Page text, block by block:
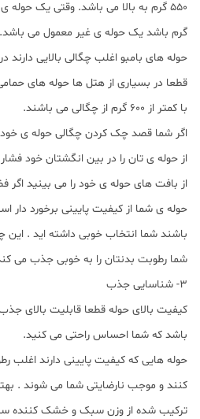
گرم باشد یک حوله ی غیر معمول می باشد.
قطعا در بسیاری از هتل ها حوله های
با کمتر از 600 گرم از چگالی می باشند.
اگر شما قصد چک کردن چگالی حوله ی خود
از حوله ی تان را در بین انگشتان خود
از بافت های حوله ی خود را می بینید
حوله ی شما از کیفیت پایینی برخورد دار
باشند شما انتخاب خوبی داشته اید .
شما رطوبت بدنتان را به خوبی جذب می
3- شناسایی جذب
کیفیت بالای حوله قطعا قابلیت بالای
باشد که شما احساس راحتی می کنید.
حوله هایی که کیفیت پایینی دارند اغلب
کنند و موجب نارضایتی شما می شوند .
ترکیب شده از وزن سبک و خشک کننده